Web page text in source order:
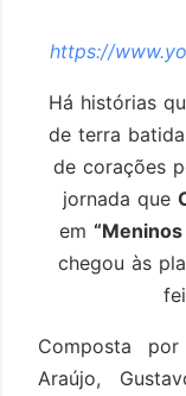
https://
Há histórias
de terra
de corações
jornada que
em “Meninos
chegou às
Composta
Araújo,